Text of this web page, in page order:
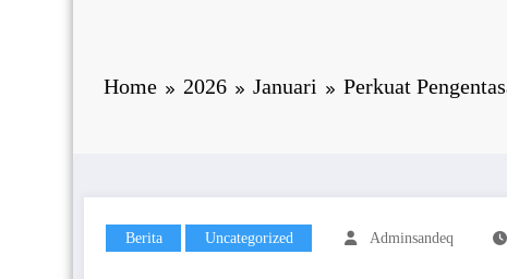
Home 2026 Januari Perkuat
Berita Uncategorized Adminsandeq